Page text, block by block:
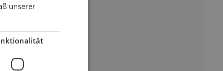
unserer